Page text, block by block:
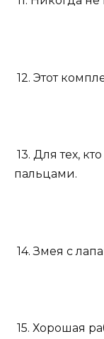
12. Этот
13. Для тех,
пальцами.
14. Змея с
15. Хорошая